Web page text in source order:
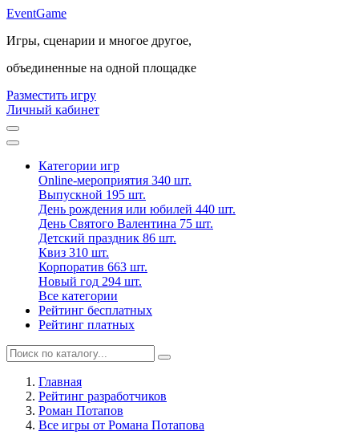
EventGame
Игры, сценарии и многое другое,
объединенные на одной площадке
Разместить игру
Личный кабинет
Категории игр
Online-мероприятия 340 шт.
Выпускной 195 шт.
День рождения или юбилей 440 шт.
День Святого Валентина 75 шт.
Детский праздник 86 шт.
Квиз 310 шт.
Корпоратив 663 шт.
Новый год 294 шт.
Все категории
Рейтинг бесплатных
Рейтинг платных
Главная
Рейтинг разработчиков
Роман Потапов
Все игры от Романа Потапова